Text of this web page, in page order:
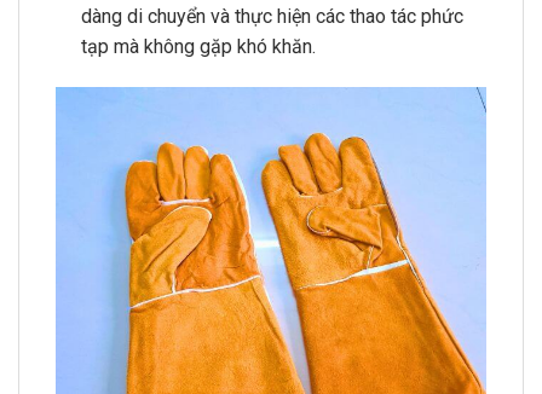
dàng di chuyển và thực hiện các thao tác phức
tạp mà không gặp khó khăn.